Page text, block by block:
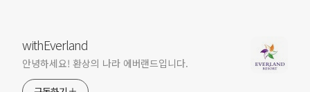
withEverland
안녕하세요! 환상의 나라 에버랜드입니다.